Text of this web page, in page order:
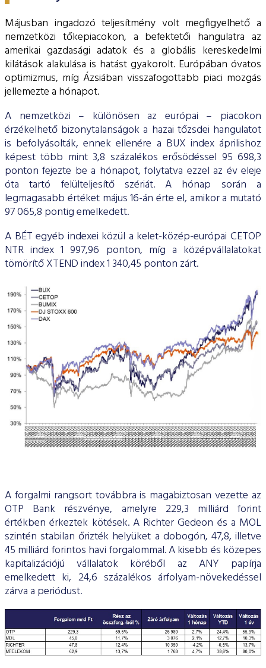
ESG Útmutató
Májusban ingadozó teljesítmény volt megfigyelhető a
nemzetközi tőkepiacokon, a befektetői hangulatra az
amerikai gazdasági adatok és a globális kereskedelmi
kilátások alakulása is hatást gyakorolt. Európában óvatos
optimizmus, míg Ázsiában visszafogottabb piaci mozgás
jellemezte a hónapot.
A nemzetközi – különösen az európai – piacokon
érzékelhető bizonytalanságok a hazai tőzsdei hangulatot
is befolyásolták, ennek ellenére a BUX index áprilishoz
képest több mint 3,8 százalékos erősödéssel 95 698,3
ponton fejezte be a hónapot, folytatva ezzel az év eleje
óta tartó felülteljesítő szériát. A hónap során a
legmagasabb értéket május 16-án érte el, amikor a mutató
97 065,8 pontig emelkedett.
A BÉT egyéb indexei közül a kelet-közép-európai CETOP
NTR index 1 997,96 ponton, míg a középvállalatokat
tömörítő XTEND index 1 340,45 ponton zárt.
A forgalmi rangsort továbbra is magabiztosan vezette az
OTP Bank részvénye, amelyre 229,3 milliárd forint
értékben érkeztek kötések. A Richter Gedeon és a MOL
szintén stabilan őrizték helyüket a dobogón, 47,8, illetve
45 milliárd forintos havi forgalommal. A kisebb és közepes
kapitalizációjú vállalatok köréből az ANY papírja
emelkedett ki, 24,6 százalékos árfolyam-növekedéssel
zárva a periódust.